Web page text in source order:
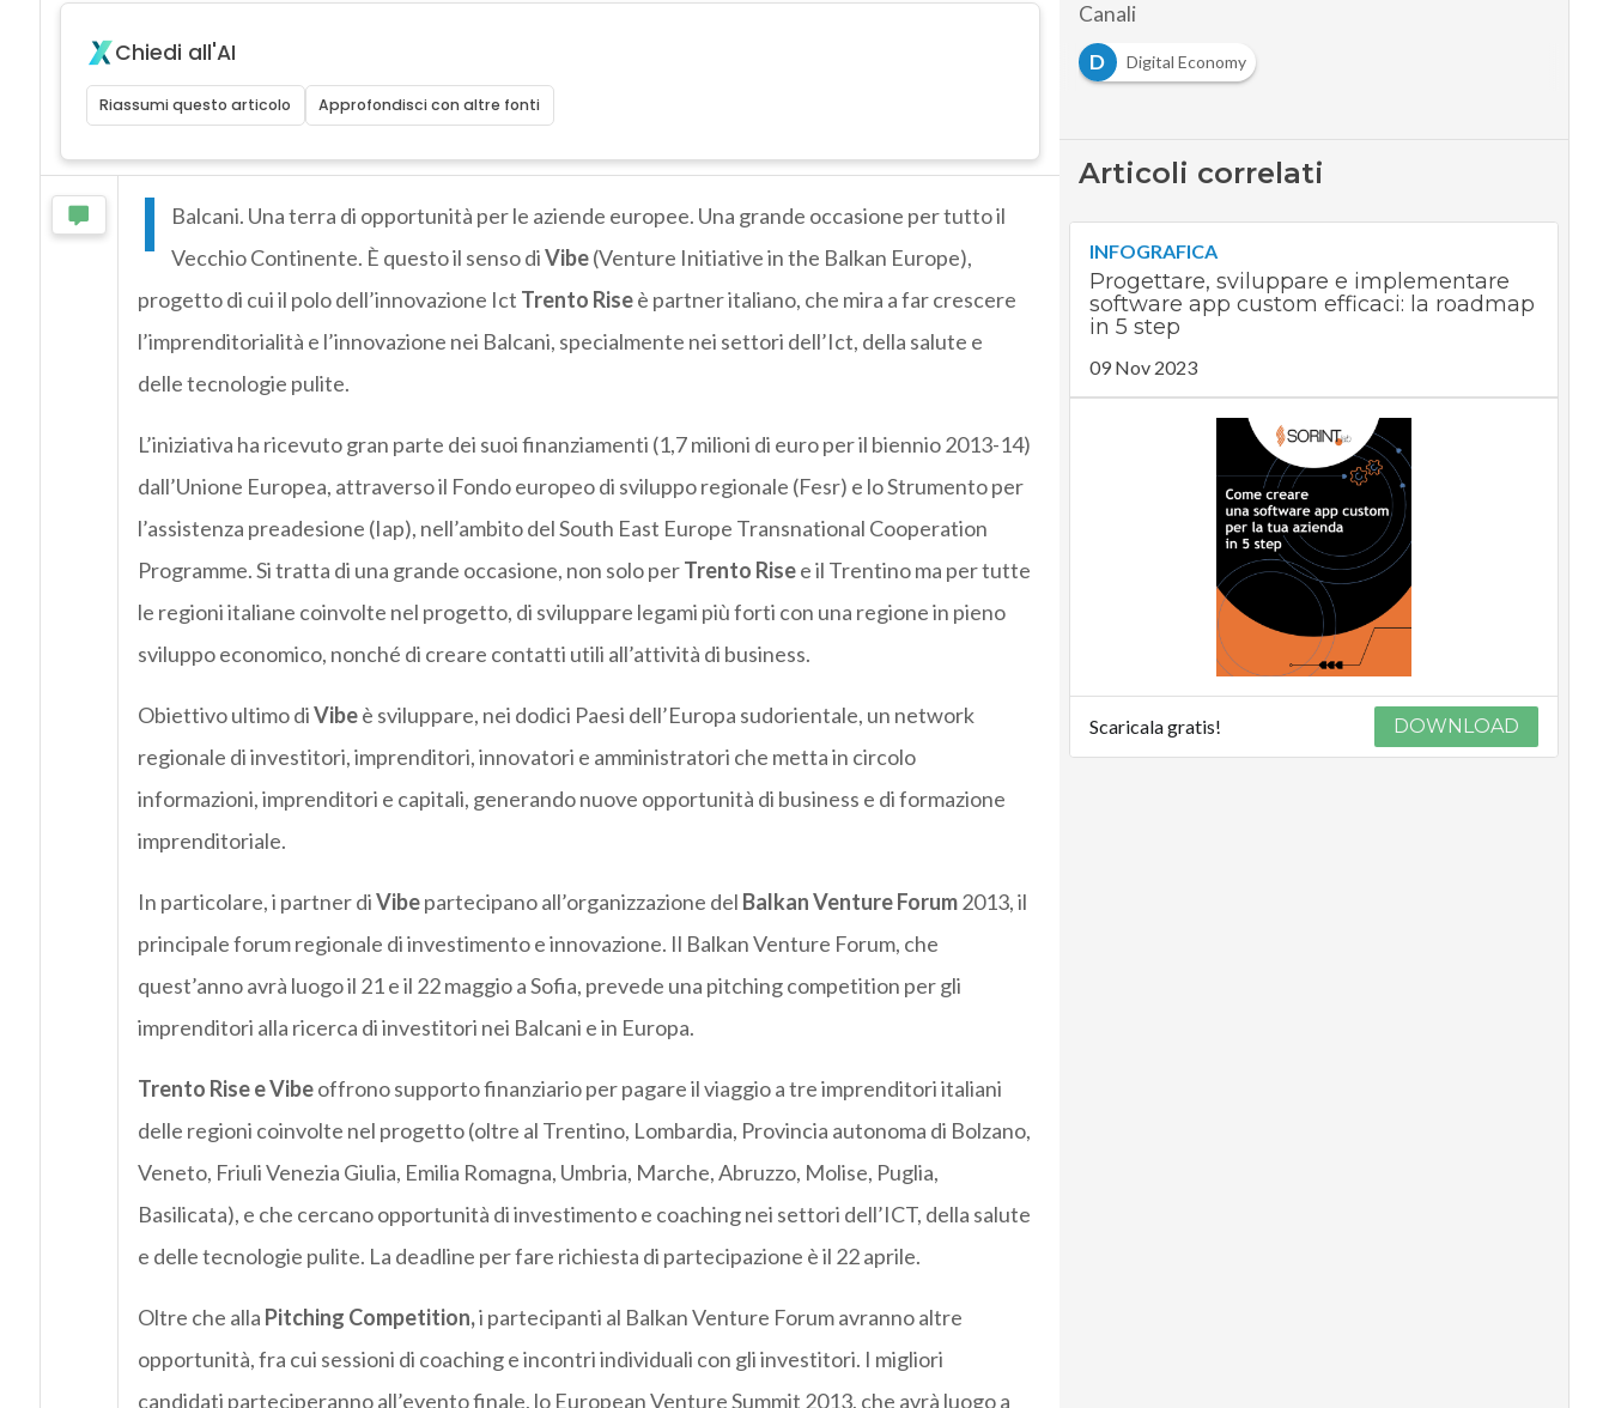
Chiedi all'AI
Riassumi questo articolo Approfondisci con altre fonti
I
Balcani. Una terra di opportunità per le aziende europee. Una grande occasione per tutto il
Vecchio Continente. È questo il senso diVibe(Venture Initiative in the Balkan Europe),
progetto di cui il polo dell’innovazione Ict Trento Riseè partner italiano, che mira a far crescere
l’imprenditorialità e l’innovazione nei Balcani, specialmente nei settori dell’Ict, della salute e
delle tecnologie pulite.
L’iniziativa ha ricevuto gran parte dei suoi finanziamenti (1,7 milioni di euro per il biennio 2013-14)
dall’Unione Europea, attraverso il Fondo europeo di sviluppo regionale (Fesr) e lo Strumento per
l’assistenza preadesione (Iap), nell’ambito del South East Europe Transnational Cooperation
Programme. Si tratta di una grande occasione, non solo perTrento Risee il Trentino ma per tutte
le regioni italiane coinvolte nel progetto, di sviluppare legami più forti con una regione in pieno
sviluppo economico, nonché di creare contatti utili all’attività di business.
Obiettivo ultimo diVibeè sviluppare, nei dodici Paesi dell’Europa sudorientale, un network
regionale di investitori, imprenditori, innovatori e amministratori che metta in circolo
informazioni, imprenditori e capitali, generando nuove opportunità di business e di formazione
imprenditoriale.
In particolare, i partner diVibepartecipano all’organizzazione del Balkan Venture Forum2013, il
principale forum regionale di investimento e innovazione. Il Balkan Venture Forum, che
quest’anno avrà luogo il 21 e il 22 maggio a Sofia, prevede una pitching competition per gli
imprenditori alla ricerca di investitori nei Balcani e in Europa.
Trento Rise e Vibeoffrono supporto finanziario per pagare il viaggio a tre imprenditori italiani
delle regioni coinvolte nel progetto (oltre al Trentino, Lombardia, Provincia autonoma di Bolzano,
Veneto, Friuli Venezia Giulia, Emilia Romagna, Umbria, Marche, Abruzzo, Molise, Puglia,
Basilicata), e che cercano opportunità di investimento e coaching nei settori dell’ICT, della salute
e delle tecnologie pulite. La deadline per fare richiesta di partecipazione è il 22 aprile.
Oltre che alla Pitching Competition,i partecipanti al Balkan Venture Forum avranno altre
opportunità, fra cui sessioni di coaching e incontri individuali con gli investitori. I migliori
candidati parteciperanno all’evento finale, lo European Venture Summit 2013, che avrà luogo a
Canali
D
Digital Economy
Articoli correlati
INFOGRAFICA
Progettare, sviluppare e implementare
software app custom efficaci: la roadmap
in 5 step
09 Nov 2023
Scaricala gratis! DOWNLOAD